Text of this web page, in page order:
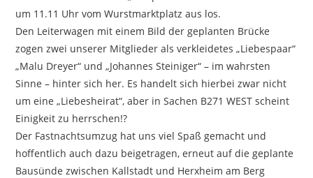
um 11.11 Uhr vom Wurstmarktplatz aus los.
Den Leiterwagen mit einem Bild der geplanten Brücke
zogen zwei unserer Mitglieder als verkleidetes „Liebespaar“
„Malu Dreyer“ und „Johannes Steiniger“ – im wahrsten
Sinne – hinter sich her. Es handelt sich hierbei zwar nicht
um eine „Liebesheirat“, aber in Sachen B271 WEST scheint
Einigkeit zu herrschen!?
Der Fastnachtsumzug hat uns viel Spaß gemacht und
hoffentlich auch dazu beigetragen, erneut auf die geplante
Bausünde zwischen Kallstadt und Herxheim am Berg